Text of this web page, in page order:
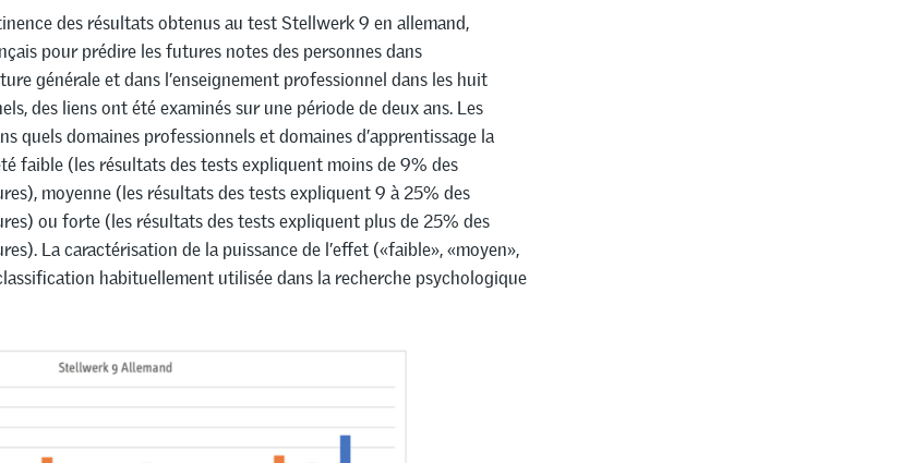
des résultats obtenus au test Stellwerk 9 en allemand,
pour prédire les futures notes des personnes dans
générale et dans l’enseignement professionnel dans les huit
des liens ont été examinés sur une période de deux ans. Les
quels domaines professionnels et domaines d’apprentissage la
faible (les résultats des tests expliquent moins de 9% des
moyenne (les résultats des tests expliquent 9 à 25% des
ou forte (les résultats des tests expliquent plus de 25% des
La caractérisation de la puissance de l’effet («faible», «moyen»,
habituellement utilisée dans la recherche psychologique